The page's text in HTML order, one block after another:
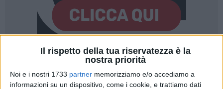
Il rispetto della tua riservatezza è la
nostra priorità
Noi e i nostri 1733 partner memorizziamo e/o accediamo a
informazioni su un dispositivo, come i cookie, e trattiamo dati